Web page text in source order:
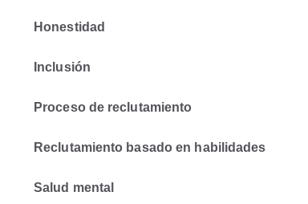
Honestidad
Inclusión
Proceso de reclutamiento
Reclutamiento basado en habilidades
Salud mental